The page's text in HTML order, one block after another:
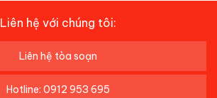
Liên hệ với chúng tôi:
Liên hệ tòa soạn
Hotline: 0912 953 695